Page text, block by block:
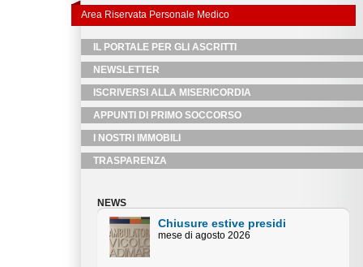
Area Riservata Personale Medico
IL PORTALE PER GLI ASCRITTI
NEWSLETTER
ISCRIVERSI ALLA MISERICORDIA
APPUNTI DI PRIMO SOCCORSO
I NOSTRI IMMOBILI
TRASPARENZA
NEWS
Chiusure estive Uffici
Amministativi